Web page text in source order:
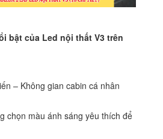
bật của Led nội thất V3 trên
– Không gian cabin cá nhân
chọn màu ánh sáng yêu thích để